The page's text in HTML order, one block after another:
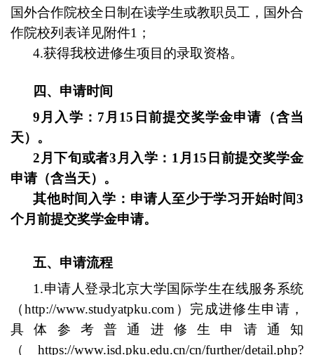
国外合作院校全日制在读学生或教职员工，国外合
作院校列表详见附件1；
4.获得我校进修生项目的录取资格。
四、申请时间
9月入学：7月15日前提交奖学金申请（含当
天）。
2月下旬或者3月入学：1月15日前提交奖学金
申请（含当天）。
其他时间 入学 ： 申请人至少于学习开始时间3
个月前提交奖学金申请。
五、申请流程
1.申请人登录北京大学国际学生在线服务系统
（http://www.studyatpku.com ） 完成进修生申请，
具体参考普通进修生申请通知
（ https://www.isd.pku.edu.cn/cn/further/detail.php?